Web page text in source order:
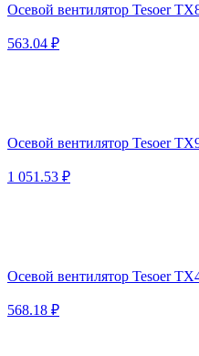
Осевой вентилятор Tesoer
563.04 ₽
Осевой вентилятор Tesoer
1 051.53 ₽
Осевой вентилятор Tesoer
568.18 ₽